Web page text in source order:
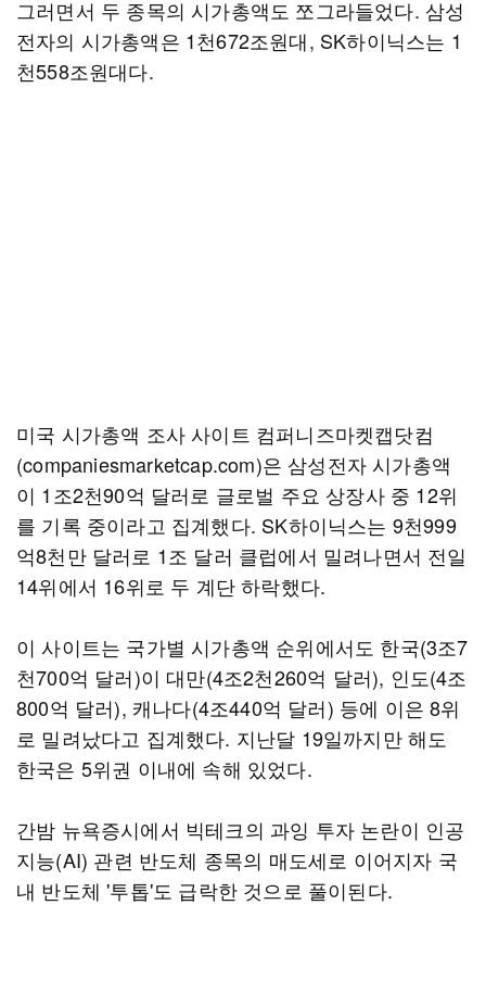
그러면서 두 종목의 시가총액도 쪼그라들었다. 삼성
전자의 시가총액은 1천672조원대, SK하이닉스는 1
천558조원대다.
미국 시가총액 조사 사이트 컴퍼니즈마켓캡닷컴
(companiesmarketcap.com)은 삼성전자 시가총액
이 1조2천90억 달러로 글로벌 주요 상장사 중 12위
를 기록 중이라고 집계했다. SK하이닉스는 9천999
억8천만 달러로 1조 달러 클럽에서 밀려나면서 전일
14위에서 16위로 두 계단 하락했다.
이 사이트는 국가별 시가총액 순위에서도 한국(3조7
천700억 달러)이 대만(4조2천260억 달러), 인도(4조
800억 달러), 캐나다(4조440억 달러) 등에 이은 8위
로 밀려났다고 집계했다. 지난달 19일까지만 해도
한국은 5위권 이내에 속해 있었다.
간밤 뉴욕증시에서 빅테크의 과잉 투자 논란이 인공
지능(AI) 관련 반도체 종목의 매도세로 이어지자 국
내 반도체 '투톱'도 급락한 것으로 풀이된다.